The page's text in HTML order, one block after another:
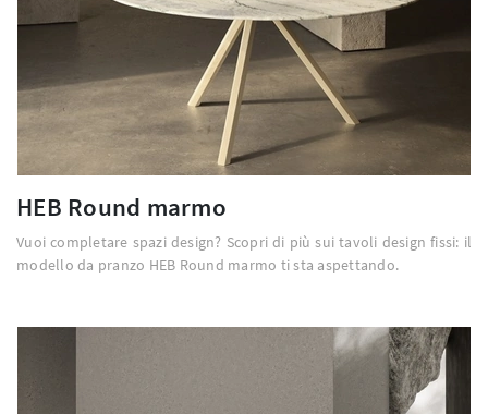
HEB Round marmo
Vuoi completare spazi design? Scopri di più sui tavoli design fissi: il
modello da pranzo HEB Round marmo ti sta aspettando.